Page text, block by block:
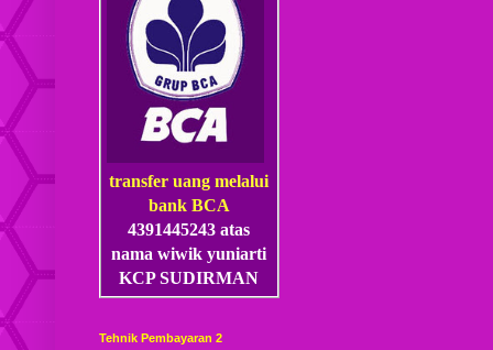
transfer uang melalui
bank BCA
4391445243 atas
nama wiwik yuniarti
KCP SUDIRMAN
Tehnik Pembayaran 2